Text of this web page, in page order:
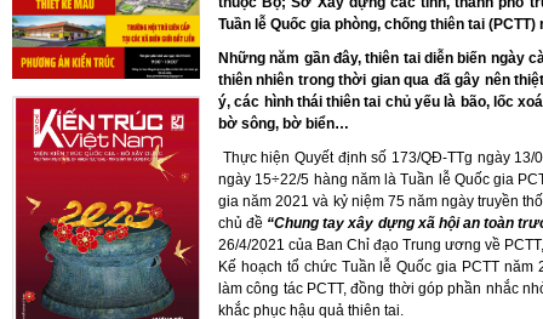
Tuần lễ Quốc gia phòng, chống thiên tai (PCTT)
Những năm gần đây, thiên tai diễn biến ngày
thiên nhiên trong thời gian qua đã gây nên
ý, các hình thái thiên tai chủ yếu là bão, lốc
bờ sông, bờ biển…
Thực hiện Quyết định số 173/QĐ-TTg ngày
ngày 15÷22/5 hàng năm là Tuần lễ Quốc gia
gia năm 2021 và kỷ niệm 75 năm ngày truyền
chủ đề “Chung tay xây dựng xã hội an toàn
26/4/2021 của Ban Chỉ đạo Trung ương về
Kế hoạch tổ chức Tuần lễ Quốc gia PCTT
làm công tác PCTT, đồng thời góp phần nhắc
khắc phục hậu quả thiên tai.